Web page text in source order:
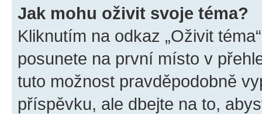
Jak mohu oživit svoje téma?
Kliknutím na odkaz „Oživit
posunete na první místo v
tuto možnost pravděpodobně
příspěvku, ale dbejte na to,